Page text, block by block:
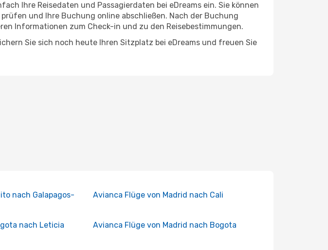
Ihre Reisedaten und Passagierdaten bei eDreams ein. Sie können
und Ihre Buchung online abschließen. Nach der Buchung
Informationen zum Check-in und zu den Reisebestimmungen.
Sie sich noch heute Ihren Sitzplatz bei eDreams und freuen Sie
nach Galapagos-
Avianca Flüge von Madrid nach Cali
nach Leticia Avianca Flüge von Madrid nach Bogota